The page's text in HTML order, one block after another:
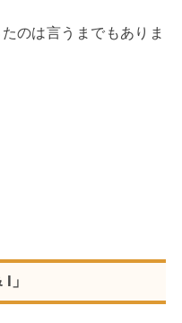
のは言うまでもありま
」